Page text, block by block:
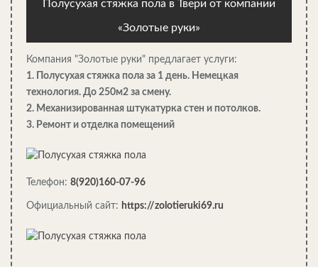
Как построить горку из снега во дворе — подробная…
Полусухая стяжка пола в Твери от компании
«Золотые руки»
Компания "Золотые руки" предлагает услуги:
1. Полусухая стяжка пола за 1 день. Немецкая
технология. До 250м2 за смену.
2. Механизированная штукатурка стен и потолков.
3. Ремонт и отделка помещений
Телефон: 8(920)160-07-96
Официальный сайт: https://zolotieruki69.ru